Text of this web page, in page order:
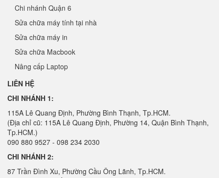
Chi nhánh Quận 6
Sửa chữa máy tính tại nhà
Sửa chữa máy in
Sửa chữa Macbook
Nâng cấp Laptop
LIÊN HỆ
CHI NHÁNH 1:
115A Lê Quang Định, Phường Bình Thạnh, Tp.HCM.
(Địa chỉ cũ: 115A Lê Quang Định, Phường 14, Quận Bình Thạnh,
Tp.HCM.)
090 880 9527 - 098 234 2030
CHI NHÁNH 2:
87 Trần Đình Xu, Phường Cầu Ông Lãnh, Tp.HCM.